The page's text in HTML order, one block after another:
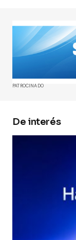
Tu dirección
publicada.
marcados
Comment*
Guarda
este
PATROCINADO
De interés